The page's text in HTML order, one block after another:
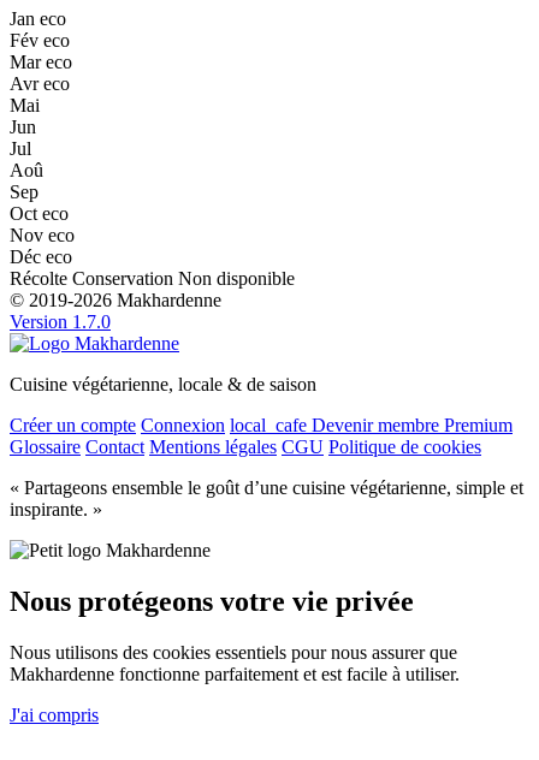
Jan eco
Fév eco
Mar eco
Avr eco
Mai
Jun
Jul
Aoû
Sep
Oct eco
Nov eco
Déc eco
Récolte Conservation Non disponible
© 2019-2026 Makhardenne
Version 1.7.0
Cuisine végétarienne, locale & de saison
Créer un compte Connexion local_cafe Devenir membre Premium
Glossaire Contact Mentions légales CGU Politique de cookies
« Partageons ensemble le goût d’une cuisine végétarienne, simple et
inspirante. »
Nous protégeons votre vie privée
Nous utilisons des cookies essentiels pour nous assurer que
Makhardenne fonctionne parfaitement et est facile à utiliser.
J'ai compris